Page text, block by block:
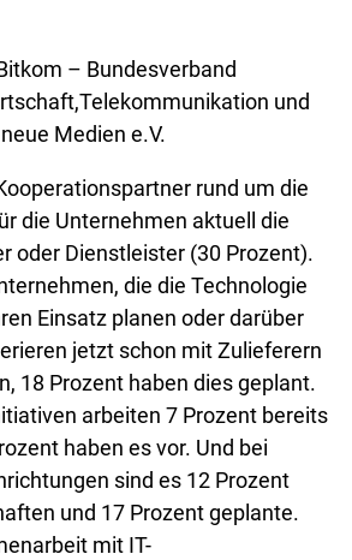
– Bundesverband
und
neue Medien e.V.
rund um die
die Unternehmen aktuell die
oder Dienstleister (30 Prozent).
die die Technologie
Einsatz planen oder darüber
jetzt schon mit Zulieferern
18 Prozent haben dies geplant.
arbeiten 7 Prozent bereits
haben es vor. Und bei
sind es 12 Prozent
und 17 Prozent geplante.
mit IT-